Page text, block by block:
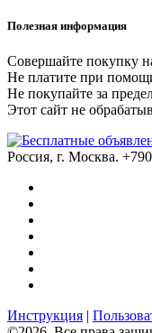
Полезная информация
Совершайте покупку
Не платите при
Не покупайте за
Этот сайт не
Россия, г. Москва.
Инструкция